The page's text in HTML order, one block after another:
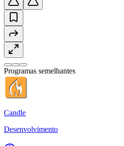
Programas semelhantes
Candle
Desenvolvimento